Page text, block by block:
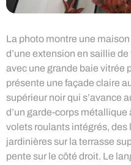
La photo montre une
d’une extension en saillie
avec une grande baie vitrée
présente une façade claire
supérieur noir qui s’avance
d’un garde-corps
volets roulants intégrés,
jardinières sur la terrasse
pente sur le côté droit. Le